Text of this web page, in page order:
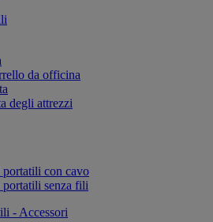
da officina
degli attrezzi
con cavo
senza fili
- Accessori